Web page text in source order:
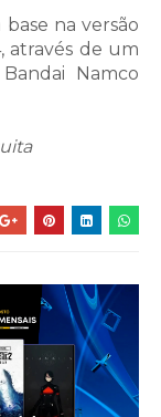
na versão
através de um
Namco